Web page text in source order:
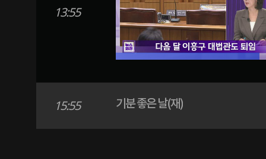
13:55
15:55 기분 좋은 날(재)